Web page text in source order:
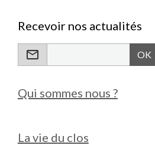
Recevoir nos actualités
OK
Qui sommes nous ?
La vie du clos